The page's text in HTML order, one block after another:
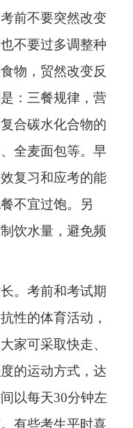
前不要突然改变
不要过多调整种
物，贸然改变反
：三餐规律，营
合碳水化合物的
全麦面包等。早
复习和应考的能
不宜过饱。另
饮水量，避免频
。考前和考试期
性的体育活动，
家可采取快走、
的运动方式，达
以每天30分钟左
有些考生平时喜